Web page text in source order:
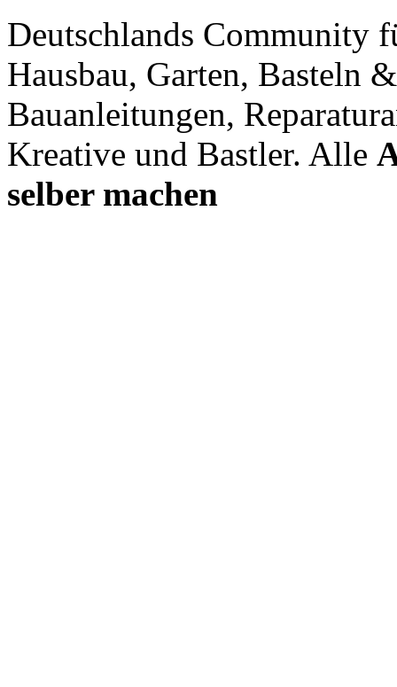
Deutschlands Community
Hausbau, Garten, Basteln
Bauanleitungen,
Kreative und Bastler. Alle
selber machen